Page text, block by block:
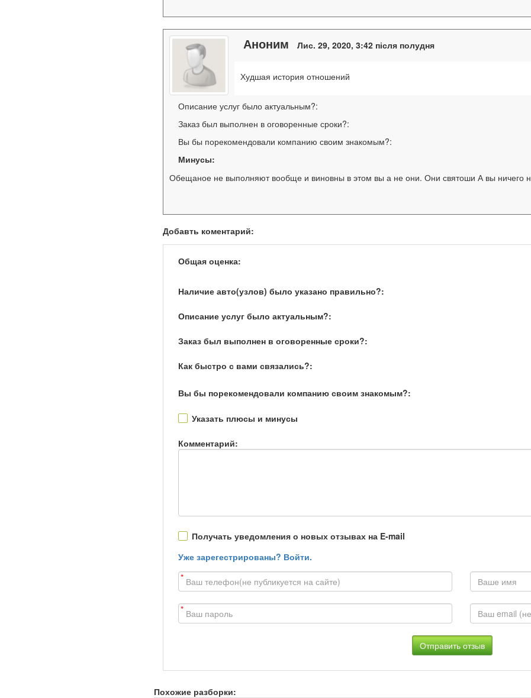
Аноним Лис. 29, 2020, 3:42 після полудня
Худшая история отношений
Описание услуг было актуальным?:
Заказ был выполнен в оговоренные сроки?:
Вы бы порекомендовали компанию своим знакомым?:
Минусы:
Обещаное не выполняют вообще и виновны в этом вы а не они. Они святоши А вы ничего
Добавть коментарий:
Общая оценка:
Наличие авто(узлов) было указано правильно?:
Описание услуг было актуальным?:
Заказ был выполнен в оговоренные сроки?:
Как быстро с вами связались?:
Вы бы порекомендовали компанию своим знакомым?:
Указать плюсы и минусы
Комментарий:
Получать уведомления о новых отзывах на E-mail
Уже зарегестрированы? Войти.
*
*
Похожие разборки: